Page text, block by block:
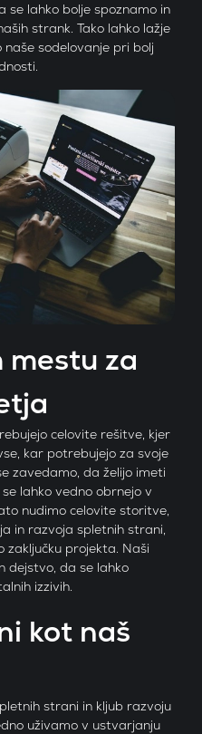
lahko bolje spoznamo in
strank. Tako lahko lažje
sodelovanje pri bolj
mestu za
celovite rešitve, kjer
kar potrebujejo za svoje
zavedamo, da želijo imeti
lahko vedno obrnejo v
nudimo celovite storitve,
in razvoja spletnih strani,
projekta. Naši
dejstvo, da se lahko
izzivih.
kot naš
strani in kljub razvoju
uživamo v ustvarjanju